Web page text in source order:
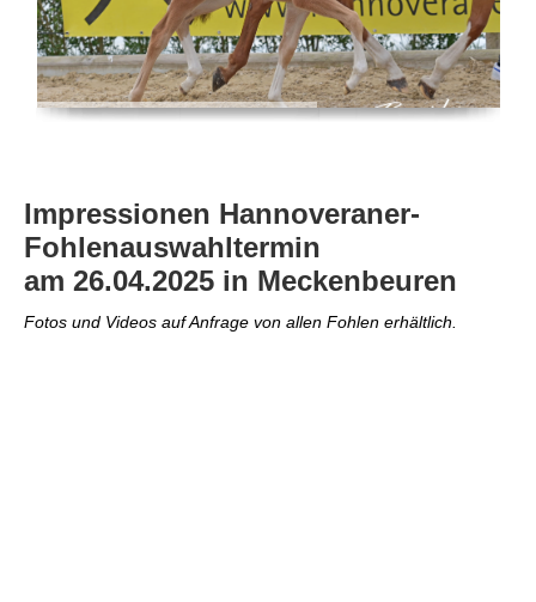
Impressionen Hannoveraner-
Fohlenauswahltermin
am 26.04.2025 in Meckenbeuren
Fotos und Videos auf Anfrage von allen Fohlen erhältlich.